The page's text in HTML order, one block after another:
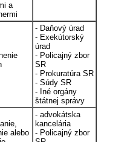
a
- Daňový úrad
- Exekútorský
úrad
- Policajný zbor
SR
- Prokuratúra SR
- Súdy SR
- Iné orgány
štátnej správy
alebo
- advokátska
kancelária
- Policajný zbor